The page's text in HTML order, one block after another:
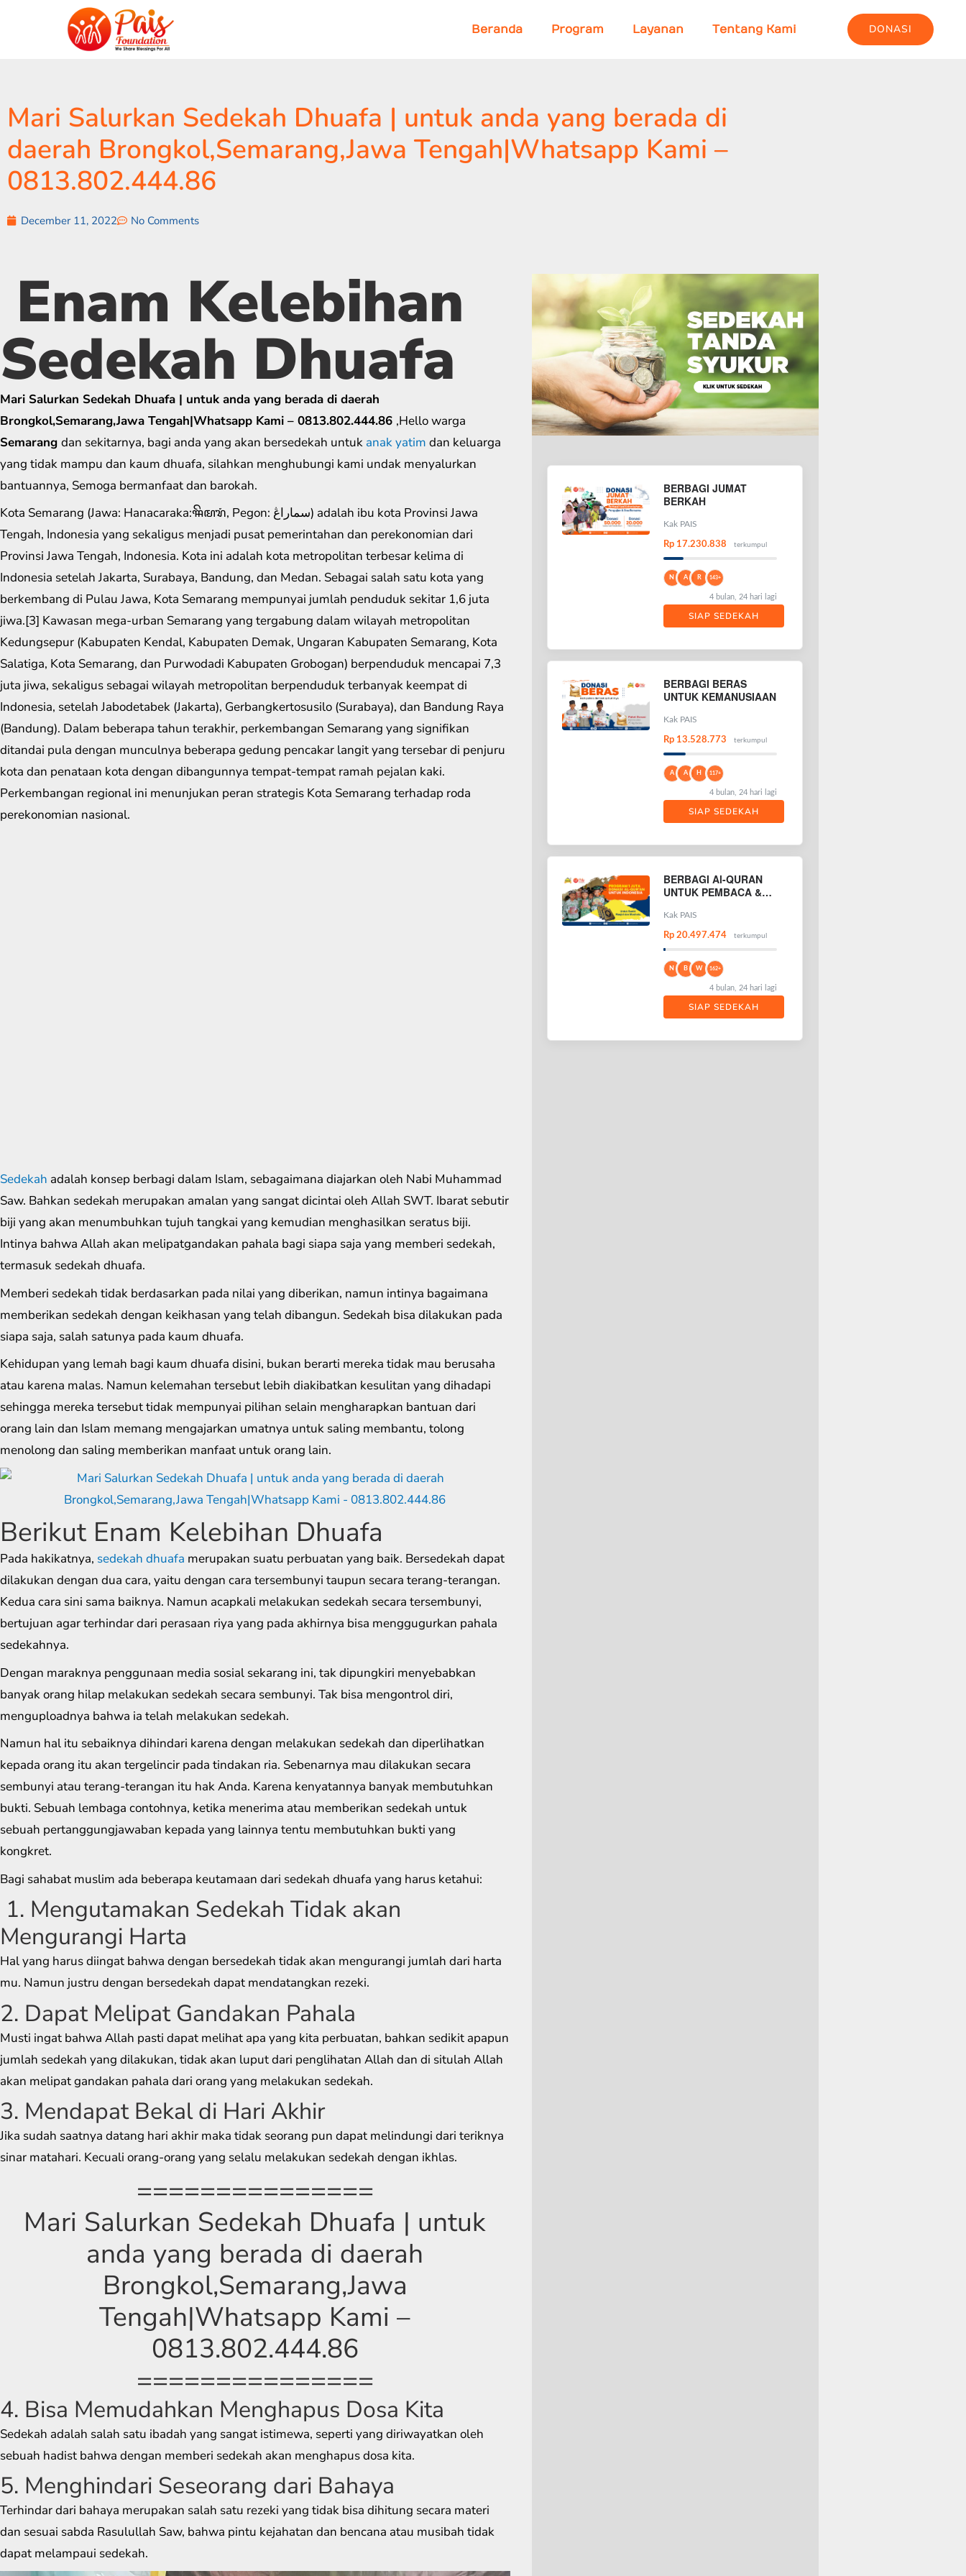
Beranda Program Layanan Tentang Kami DONASI
Mari Salurkan Sedekah Dhuafa | untuk anda yang berada di
daerah Brongkol,Semarang,Jawa Tengah|Whatsapp Kami –
0813.802.444.86
December 11, 2022 No Comments
Enam Kelebihan
Sedekah Dhuafa
Mari Salurkan Sedekah Dhuafa | untuk anda yang berada di daerah
Brongkol,Semarang,Jawa Tengah|Whatsapp Kami – 0813.802.444.86 ,Hello warga
Semarang dan sekitarnya, bagi anda yang akan bersedekah untuk anak yatim dan keluarga
yang tidak mampu dan kaum dhuafa, silahkan menghubungi kami undak menyalurkan
bantuannya, Semoga bermanfaat dan barokah.
Kota Semarang (Jawa: Hanacaraka:ꦯꦼꦩꦫꦁ​, Pegon: سماراڠ) adalah ibu kota Provinsi Jawa
Tengah, Indonesia yang sekaligus menjadi pusat pemerintahan dan perekonomian dari
Provinsi Jawa Tengah, Indonesia. Kota ini adalah kota metropolitan terbesar kelima di
Indonesia setelah Jakarta, Surabaya, Bandung, dan Medan. Sebagai salah satu kota yang
berkembang di Pulau Jawa, Kota Semarang mempunyai jumlah penduduk sekitar 1,6 juta
jiwa.[3] Kawasan mega-urban Semarang yang tergabung dalam wilayah metropolitan
Kedungsepur (Kabupaten Kendal, Kabupaten Demak, Ungaran Kabupaten Semarang, Kota
Salatiga, Kota Semarang, dan Purwodadi Kabupaten Grobogan) berpenduduk mencapai 7,3
juta jiwa, sekaligus sebagai wilayah metropolitan berpenduduk terbanyak keempat di
Indonesia, setelah Jabodetabek (Jakarta), Gerbangkertosusilo (Surabaya), dan Bandung Raya
(Bandung). Dalam beberapa tahun terakhir, perkembangan Semarang yang signifikan
ditandai pula dengan munculnya beberapa gedung pencakar langit yang tersebar di penjuru
kota dan penataan kota dengan dibangunnya tempat-tempat ramah pejalan kaki.
Perkembangan regional ini menunjukan peran strategis Kota Semarang terhadap roda
perekonomian nasional.
Sedekah adalah konsep berbagi dalam Islam, sebagaimana diajarkan oleh Nabi Muhammad
Saw. Bahkan sedekah merupakan amalan yang sangat dicintai oleh Allah SWT. Ibarat sebutir
biji yang akan menumbuhkan tujuh tangkai yang kemudian menghasilkan seratus biji.
Intinya bahwa Allah akan melipatgandakan pahala bagi siapa saja yang memberi sedekah,
termasuk sedekah dhuafa.
Memberi sedekah tidak berdasarkan pada nilai yang diberikan, namun intinya bagaimana
memberikan sedekah dengan keikhasan yang telah dibangun. Sedekah bisa dilakukan pada
siapa saja, salah satunya pada kaum dhuafa.
Kehidupan yang lemah bagi kaum dhuafa disini, bukan berarti mereka tidak mau berusaha
atau karena malas. Namun kelemahan tersebut lebih diakibatkan kesulitan yang dihadapi
sehingga mereka tersebut tidak mempunyai pilihan selain mengharapkan bantuan dari
orang lain dan Islam memang mengajarkan umatnya untuk saling membantu, tolong
menolong dan saling memberikan manfaat untuk orang lain.
Berikut Enam Kelebihan Dhuafa
Pada hakikatnya, sedekah dhuafa merupakan suatu perbuatan yang baik. Bersedekah dapat
dilakukan dengan dua cara, yaitu dengan cara tersembunyi taupun secara terang-terangan.
Kedua cara sini sama baiknya. Namun acapkali melakukan sedekah secara tersembunyi,
bertujuan agar terhindar dari perasaan riya yang pada akhirnya bisa menggugurkan pahala
sedekahnya.
Dengan maraknya penggunaan media sosial sekarang ini, tak dipungkiri menyebabkan
banyak orang hilap melakukan sedekah secara sembunyi. Tak bisa mengontrol diri,
menguploadnya bahwa ia telah melakukan sedekah.
Namun hal itu sebaiknya dihindari karena dengan melakukan sedekah dan diperlihatkan
kepada orang itu akan tergelincir pada tindakan ria. Sebenarnya mau dilakukan secara
sembunyi atau terang-terangan itu hak Anda. Karena kenyatannya banyak membutuhkan
bukti. Sebuah lembaga contohnya, ketika menerima atau memberikan sedekah untuk
sebuah pertanggungjawaban kepada yang lainnya tentu membutuhkan bukti yang
kongkret.
Bagi sahabat muslim ada beberapa keutamaan dari sedekah dhuafa yang harus ketahui:
1. Mengutamakan Sedekah Tidak akan
Mengurangi Harta
Hal yang harus diingat bahwa dengan bersedekah tidak akan mengurangi jumlah dari harta
mu. Namun justru dengan bersedekah dapat mendatangkan rezeki.
2. Dapat Melipat Gandakan Pahala
Musti ingat bahwa Allah pasti dapat melihat apa yang kita perbuatan, bahkan sedikit apapun
jumlah sedekah yang dilakukan, tidak akan luput dari penglihatan Allah dan di situlah Allah
akan melipat gandakan pahala dari orang yang melakukan sedekah.
3. Mendapat Bekal di Hari Akhir
Jika sudah saatnya datang hari akhir maka tidak seorang pun dapat melindungi dari teriknya
sinar matahari. Kecuali orang-orang yang selalu melakukan sedekah dengan ikhlas.
===============
Mari Salurkan Sedekah Dhuafa | untuk
anda yang berada di daerah
Brongkol,Semarang,Jawa
Tengah|Whatsapp Kami –
0813.802.444.86
===============
4. Bisa Memudahkan Menghapus Dosa Kita
Sedekah adalah salah satu ibadah yang sangat istimewa, seperti yang diriwayatkan oleh
sebuah hadist bahwa dengan memberi sedekah akan menghapus dosa kita.
5. Menghindari Seseorang dari Bahaya
Terhindar dari bahaya merupakan salah satu rezeki yang tidak bisa dihitung secara materi
dan sesuai sabda Rasulullah Saw, bahwa pintu kejahatan dan bencana atau musibah tidak
dapat melampaui sedekah.
BERBAGI JUMAT
BERKAH
Kak PAIS
Rp 17.230.838 terkumpul
N A R 143+
4 bulan, 24 hari lagi
SIAP SEDEKAH
BERBAGI BERAS
UNTUK KEMANUSIAAN
Kak PAIS
Rp 13.528.773 terkumpul
A A H 117+
4 bulan, 24 hari lagi
SIAP SEDEKAH
BERBAGI Al-QURAN
UNTUK PEMBACA &
QURAN
Kak PAIS
Rp 20.497.474 terkumpul
N B W 162+
4 bulan, 24 hari lagi
SIAP SEDEKAH